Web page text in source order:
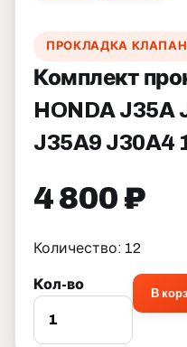
ПРОКЛАДКА
Комплект
HONDA J35A
J35A9 J30A4
4 800 ₽
Количество: 12
Кол-во
В